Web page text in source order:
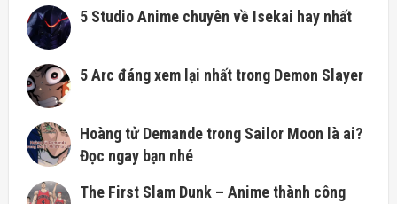
5 Studio Anime chuyên về Isekai hay nhất
5 Arc đáng xem lại nhất trong Demon Slayer
Hoàng tử Demande trong Sailor Moon là ai?
Đọc ngay bạn nhé
The First Slam Dunk – Anime thành công